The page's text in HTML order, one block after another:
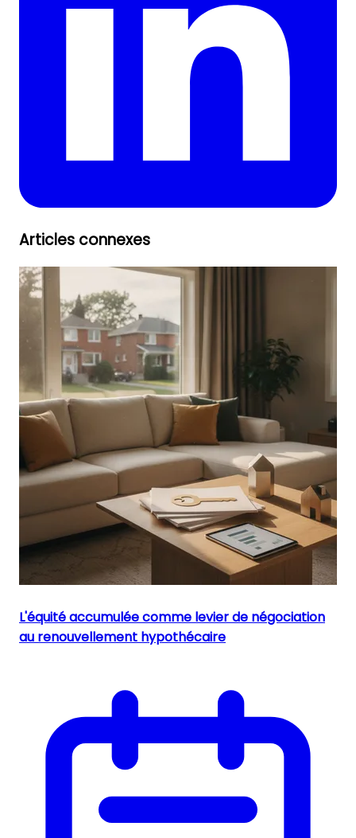
Articles connexes
L'équité accumulée comme levier de négociation
au renouvellement hypothécaire